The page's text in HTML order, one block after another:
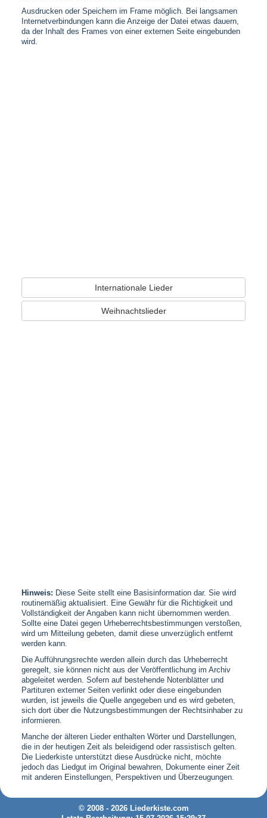
Ausdrucken oder Speichern im Frame möglich. Bei langsamen
Internetverbindungen kann die Anzeige der Datei etwas dauern,
da der Inhalt des Frames von einer externen Seite eingebunden
wird.
Internationale Lieder
Weihnachtslieder
Hinweis: Diese Seite stellt eine Basisinformation dar. Sie wird
routinemäßig aktualisiert. Eine Gewähr für die Richtigkeit und
Vollständigkeit der Angaben kann nicht übernommen werden.
Sollte eine Datei gegen Urheberrechtsbestimmungen verstoßen,
wird um Mitteilung gebeten, damit diese unverzüglich entfernt
werden kann.
Die Aufführungsrechte werden allein durch das Urheberrecht
geregelt, sie können nicht aus der Veröffentlichung im Archiv
abgeleitet werden. Sofern auf bestehende Notenblätter und
Partituren externer Seiten verlinkt oder diese eingebunden
wurden, ist jeweils die Quelle angegeben und es wird gebeten,
sich dort über die Nutzungsbestimmungen der Rechtsinhaber zu
informieren.
Manche der älteren Lieder enthalten Wörter und Darstellungen,
die in der heutigen Zeit als beleidigend oder rassistisch gelten.
Die Liederkiste unterstützt diese Ausdrücke nicht, möchte
jedoch das Liedgut im Original bewahren, Dokumente einer Zeit
mit anderen Einstellungen, Perspektiven und Überzeugungen.
© 2008 - 2026 Liederkiste.com